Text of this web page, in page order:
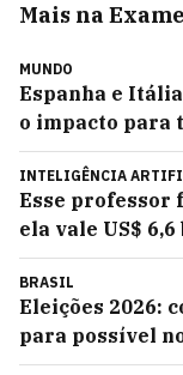
Mais na Exame
MUNDO
Espanha e
o impacto para
INTELIGÊNCIA
Esse professor
ela vale US$
BRASIL
Eleições 2026:
para possível